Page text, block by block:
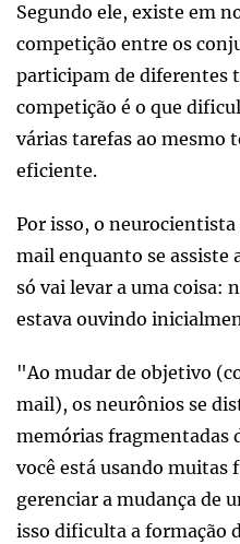
Segundo ele, existe em
competição entre os
participam de diferentes
competição é o que
várias tarefas ao mesmo
eficiente.
Por isso, o
mail enquanto se assiste
só vai levar a uma coisa:
estava ouvindo
"Ao mudar de objetivo
mail), os neurônios se
memórias fragmentadas
você está usando muitas
gerenciar a mudança de
isso dificulta a formação